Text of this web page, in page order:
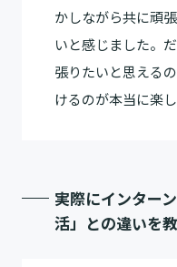
かしながら共に頑
いと感じました。
張りたいと思える
けるのが本当に楽し
実際にインター
活」との違いを